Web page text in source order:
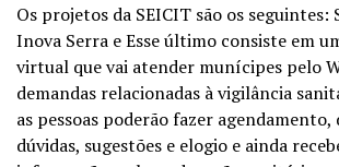
Os projetos da SEICIT são os seguintes:
Inova Serra e Esse último consiste em
virtual que vai atender munícipes pelo
demandas relacionadas à vigilância
as pessoas poderão fazer
dúvidas, sugestões e elogio e ainda